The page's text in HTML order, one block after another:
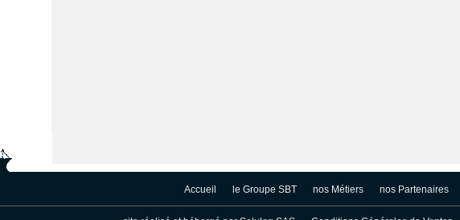
nos Partenaires
nos Métiers
le Groupe SBT
Accueil